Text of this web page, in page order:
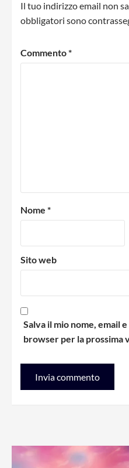
Il tuo indirizzo email non
obbligatori sono
Commento*
Nome *
Sito web
Salva il mio nome, email
browser per la prossima